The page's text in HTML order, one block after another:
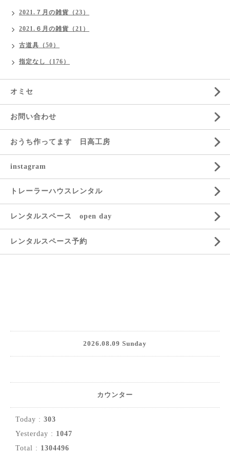
2021.７月の雑貨（23）
2021.６月の雑貨（21）
古道具（50）
指定なし（176）
オミセ
お問い合わせ
おうち作ってます 日高工房
instagram
トレーラーハウスレンタル
レンタルスペース open day
レンタルスペース予約
2026.08.09 Sunday
カウンター
Today : 303
Yesterday : 1047
Total : 1304496